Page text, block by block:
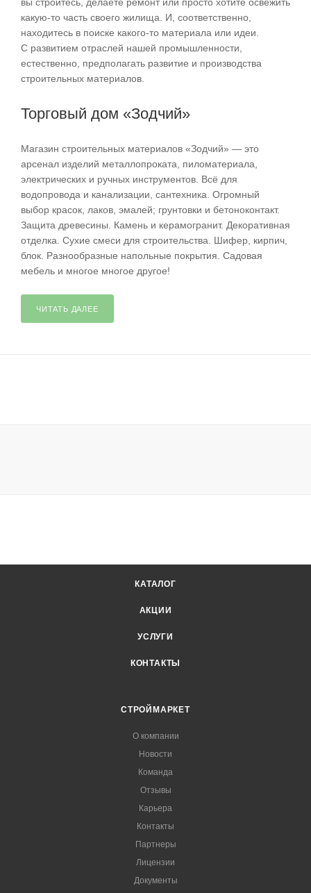
вы строитесь, делаете ремонт или просто хотите освежить
какую-то часть своего жилища. И, соответственно,
находитесь в поиске какого-то материала или идеи.
С развитием отраслей нашей промышленности,
естественно, предполагать развитие и производства
строительных материалов.
Торговый дом «Зодчий»
Магазин строительных материалов «Зодчий» — это
арсенал изделий металлопроката, пиломатериала,
электрических и ручных инструментов. Всё для
водопровода и канализации, сантехника. Огромный
выбор красок, лаков, эмалей; грунтовки и бетоноконтакт.
Защита древесины. Камень и керамогранит. Декоративная
отделка. Сухие смеси для строительства. Шифер, кирпич,
блок. Разнообразные напольные покрытия. Садовая
мебель и многое многое другое!
ЧИТАТЬ ДАЛЕЕ
КАТАЛОГ
АКЦИИ
УСЛУГИ
КОНТАКТЫ
СТРОЙМАРКЕТ
О компании
Новости
Команда
Отзывы
Карьера
Контакты
Партнеры
Лицензии
Документы